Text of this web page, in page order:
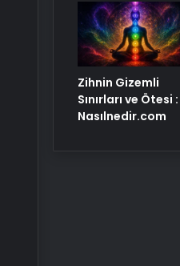
Zihnin Gizemli
Sınırları ve Ötesi :
Nasılnedir.com